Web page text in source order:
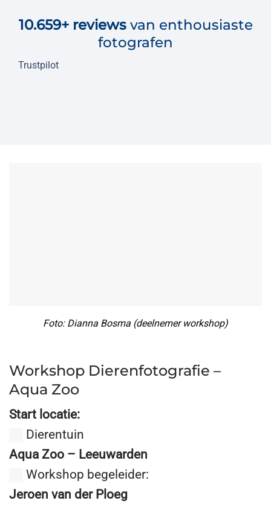
10.659+ reviews van enthousiaste
fotografen
Trustpilot
Foto: Dianna Bosma (deelnemer workshop)
Workshop Dierenfotografie –
Aqua Zoo
Start locatie:
Dierentuin
Aqua Zoo – Leeuwarden
Workshop begeleider:
Jeroen van der Ploeg